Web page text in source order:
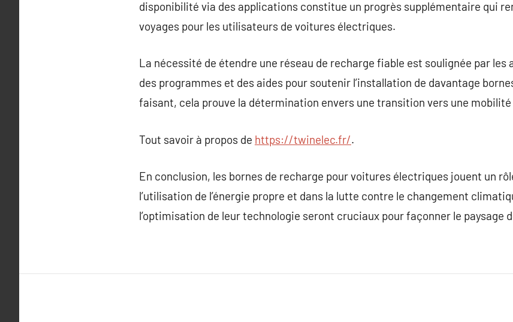
disponibilité via des applications constitue un progrès supplémentaire qui
voyages pour les utilisateurs de voitures électriques.
La nécessité de étendre une réseau de recharge fiable est soulignée par
des programmes et des aides pour soutenir l’installation de davantage
faisant, cela prouve la détermination envers une transition vers une
Tout savoir à propos de https://twinelec.fr/.
En conclusion, les bornes de recharge pour voitures électriques jouent un
l’utilisation de l’énergie propre et dans la lutte contre le changement
l’optimisation de leur technologie seront cruciaux pour façonner le paysage